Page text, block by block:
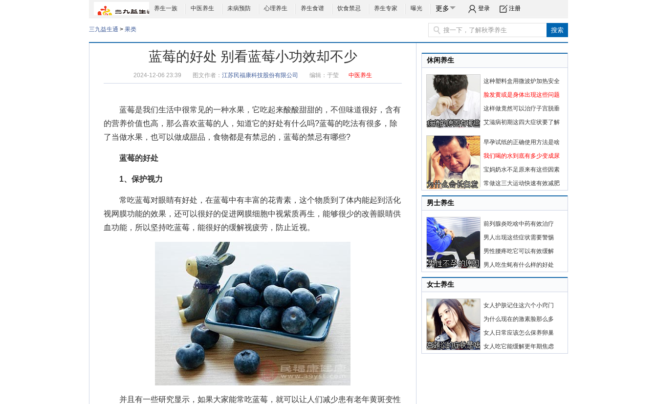
养生一族 中医养生 未病预防 心理养生 养生食谱 饮食禁忌 养生专家 曝光 更多 登录 注册
三九益生通 > 果类
蓝莓的好处 别看蓝莓小功效却不少
2024-12-06 23:39 图文作者： 江苏民福康科技股份有限公司 编辑： 于莹 中医养生
蓝莓是我们生活中很常见的一种水果，它吃起来酸酸甜甜的，不但味道很好，含有
的营养价值也高，那么喜欢蓝莓的人，知道它的好处有什么吗?蓝莓的吃法有很多，除
了当做水果，也可以做成甜品，食物都是有禁忌的， 蓝莓的禁忌有哪些?
蓝莓的好处
1、保护视力
常吃蓝莓对眼睛有好处，在蓝莓中有丰富的花青素，这个物质到了体内能起到活化
视网膜功能的效果，还可以很好的促进网膜细胞中视紫质再生，能够很少的改善眼睛供
血功能，所以坚持吃蓝莓，能很好的缓解视疲劳，防止近视。
并且有一些研究显示，如果大家能常吃蓝莓，就可以让人们减少患有老年黄斑变性
休闲养生
这种塑料盒用微波炉加热安全
脸发黄或是身体出现这些问题
这样做竟然可以治疗子宫脱垂
艾滋病初期这四大症状要了解
早孕试纸的正确使用方法是啥
我们喝的水到底有多少变成尿
宝妈奶水不足原来有这些因素
常做这三大运动快速有效减肥
男士养生
前列腺炎吃啥中药有效治疗
男人出现这些症状需要警惕
男性腰疼吃它可以有效缓解
男人吃生蚝有什么样的好处
女士养生
女人护肤记住这六个小窍门
为什么现在的激素脸那么多
女人日常应该怎么保养卵巢
女人吃它能缓解更年期焦虑